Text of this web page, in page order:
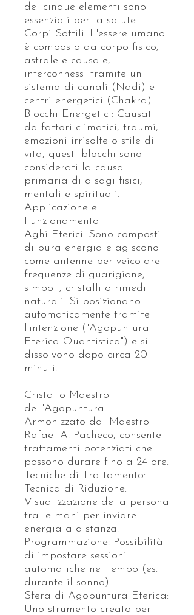
dei cinque elementi sono
essenziali per la salute.
Corpi Sottili: L'essere umano
è composto da corpo fisico,
astrale e causale,
interconnessi tramite un
sistema di canali (Nadi) e
centri energetici (Chakra).
Blocchi Energetici: Causati
da fattori climatici, traumi,
emozioni irrisolte o stile di
vita, questi blocchi sono
considerati la causa
primaria di disagi fisici,
mentali e spirituali.
Applicazione e
Funzionamento
Aghi Eterici: Sono composti
di pura energia e agiscono
come antenne per veicolare
frequenze di guarigione,
simboli, cristalli o rimedi
naturali. Si posizionano
automaticamente tramite
l'intenzione ("Agopuntura
Eterica Quantistica") e si
dissolvono dopo circa 20
minuti.
Cristallo Maestro
dell'Agopuntura:
Armonizzato dal Maestro
Rafael A. Pacheco, consente
trattamenti potenziati che
possono durare fino a 24 ore.
Tecniche di Trattamento:
Tecnica di Riduzione:
Visualizzazione della persona
tra le mani per inviare
energia a distanza.
Programmazione: Possibilità
di impostare sessioni
automatiche nel tempo (es.
durante il sonno).
Sfera di Agopuntura Eterica:
Uno strumento creato per